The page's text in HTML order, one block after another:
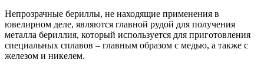
Непрозрачные бериллы, не находящие применения в
ювелирном деле, являются главной рудой для получения
металла бериллия, который используется для приготовления
специальных сплавов – главным образом с медью, а также с
железом и никелем.